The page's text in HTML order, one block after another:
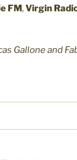
FM,Virgin
Gallone and